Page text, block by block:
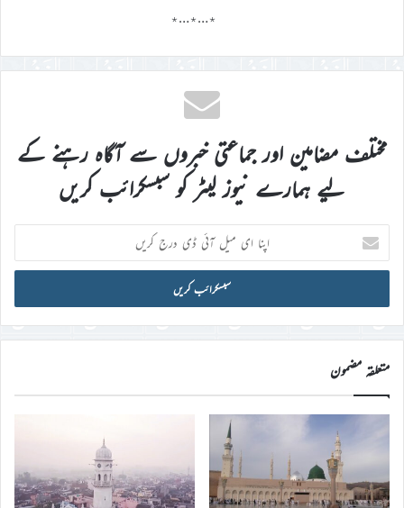
٭…٭…٭
مختلف مضامین اور جماعتی خبروں سے آگاہ رہنے کے
لیے ہمارے نیوز لیٹر کو سبسکرائب کریں
اپنا
ای
میل
ڈی
درج
کریں
متعلقہ مضمون